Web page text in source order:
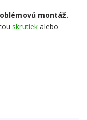
montáž.
skrutiek alebo